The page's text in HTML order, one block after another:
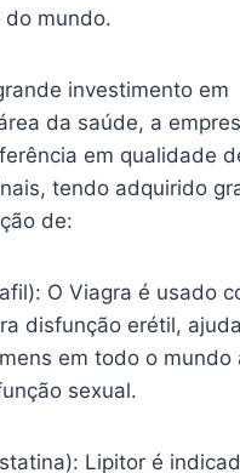
mundo.
investimento em
da saúde, a
em qualidade
tendo adquirido
de:
O Viagra é usado
disfunção erétil,
em todo o mundo
sexual.
Lipitor é